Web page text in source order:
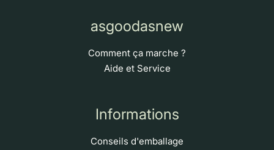
asgoodasnew
Comment ça marche ?
Aide et Service
Informations
Conseils d'emballage